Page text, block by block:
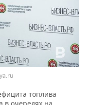
топлива